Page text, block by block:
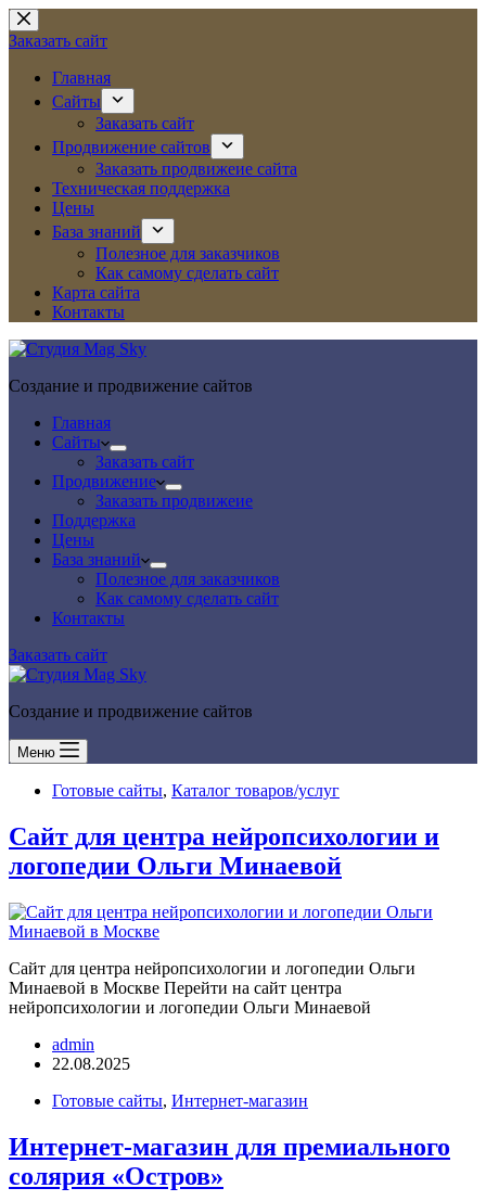
Перейти
к
Заказать сайт
Главная
Сайты
Заказать сайт
Продвижение сайтов
Заказать продвижеие сайта
Техническая поддержка
Цены
База знаний
Полезное для заказчиков
Как самому сделать сайт
Карта сайта
Контакты
Создание и продвижение сайтов
Главная
Сайты
Заказать сайт
Продвижение
Заказать продвижеие
Поддержка
Цены
База знаний
Полезное для заказчиков
Как самому сделать сайт
Контакты
Заказать сайт
Создание и продвижение сайтов
Меню
Готовые сайты, Каталог товаров/услуг
Сайт для центра нейропсихологии и
логопедии Ольги Минаевой
Сайт для центра нейропсихологии и логопедии Ольги
Минаевой в Москве Перейти на сайт центра
нейропсихологии и логопедии Ольги Минаевой
admin
22.08.2025
Готовые сайты, Интернет-магазин
Интернет-магазин для премиального
солярия «Остров»